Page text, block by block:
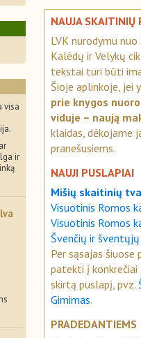
visa
ar
ir
NAUJA SKAITINIŲ
LVK nurodymu
Kalėdų ir Velykų
tekstai turi būti
Šioje aplinkoje, jei
prie knygos
viduje – naują
klaidas, dėkojame
pranešusiems.
NAUJI PUSLAPIAI
Mišių skaitinių
Visuotinis Romos
Visuotinis Romos
Švenčių ir
Per sąsajas šiuose
patekti į
skirtą puslapį, pvz.
Gimimas.
PRADEDANTIEMS